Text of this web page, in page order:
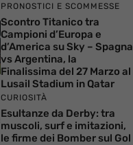
PRONOSTICI E SCOMMESSE
Scontro Titanico tra
Campioni d’Europa e
d’America su Sky – Spagna
vs Argentina, la
Finalissima del 27 Marzo al
Lusail Stadium in Qatar
CURIOSITÀ
Esultanze da Derby: tra
muscoli, surf e imitazioni,
le firme dei Bomber sul Gol